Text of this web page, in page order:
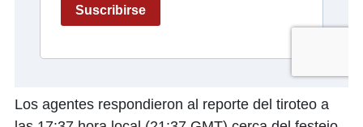
Los agentes respondieron al reporte del tiroteo a